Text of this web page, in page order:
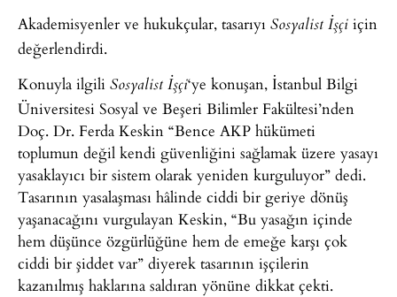
Akademisyenler ve hukukçular, tasarıyı Sosyalist İşçi için
değerlendirdi.
Konuyla ilgili Sosyalist İşçi‘ye konuşan, İstanbul Bilgi
Üniversitesi Sosyal ve Beşeri Bilimler Fakültesi’nden
Doç. Dr. Ferda Keskin “Bence AKP hükümeti
toplumun değil kendi güvenliğini sağlamak üzere yasayı
yasaklayıcı bir sistem olarak yeniden kurguluyor” dedi.
Tasarının yasalaşması hâlinde ciddi bir geriye dönüş
yaşanacağını vurgulayan Keskin, “Bu yasağın içinde
hem düşünce özgürlüğüne hem de emeğe karşı çok
ciddi bir şiddet var” diyerek tasarının işçilerin
kazanılmış haklarına saldıran yönüne dikkat çekti.